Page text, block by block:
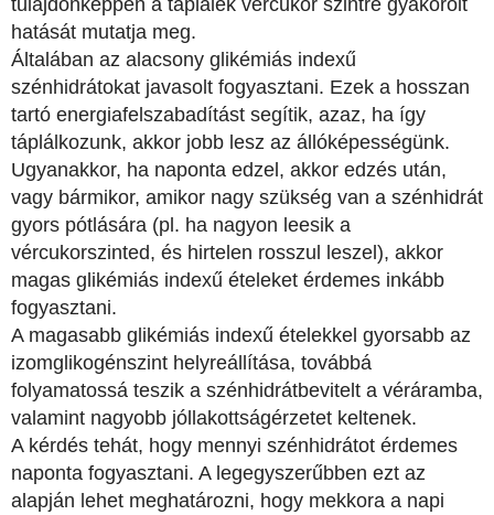
hatását mutatja meg.
Általában az alacsony glikémiás indexű
szénhidrátokat javasolt fogyasztani. Ezek a hosszan
tartó energiafelszabadítást segítik, azaz, ha így
táplálkozunk, akkor jobb lesz az állóképességünk.
Ugyanakkor, ha naponta edzel, akkor edzés után,
vagy bármikor, amikor nagy szükség van a szénhidrát
gyors pótlására (pl. ha nagyon leesik a
vércukorszinted, és hirtelen rosszul leszel), akkor
magas glikémiás indexű ételeket érdemes inkább
fogyasztani.
A magasabb glikémiás indexű ételekkel gyorsabb az
izomglikogénszint helyreállítása, továbbá
folyamatossá teszik a szénhidrátbevitelt a véráramba,
valamint nagyobb jóllakottságérzetet keltenek.
A kérdés tehát, hogy mennyi szénhidrátot érdemes
naponta fogyasztani. A legegyszerűbben ezt az
alapján lehet meghatározni, hogy mekkora a napi